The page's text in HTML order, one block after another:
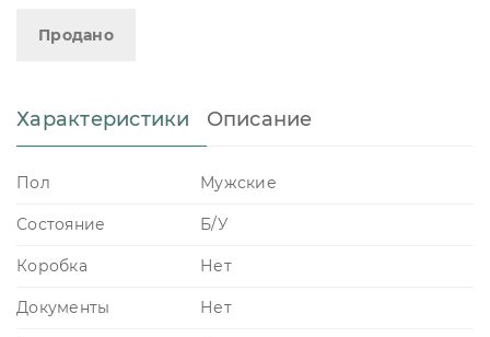
Продано
Характеристики Описание
Пол Мужские
Состояние Б/У
Коробка Нет
Документы Нет